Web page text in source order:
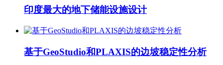
印度最大的地下储能设施设计
基于GeoStudio和PLAXIS的边坡稳定性分析